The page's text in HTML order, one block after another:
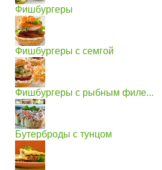
Фишбургеры
Фишбургеры с семгой
Фишбургеры с рыбным филе...
Бутерброды с тунцом